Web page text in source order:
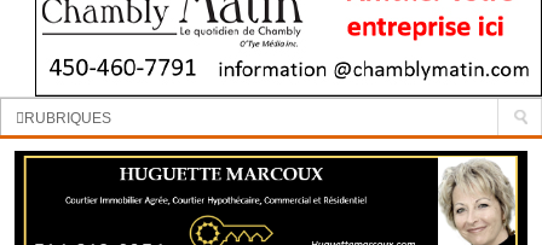
RUBRIQUES
INFORMATION
SPORTS